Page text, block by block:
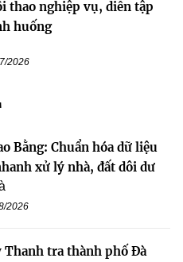
thao nghiệp vụ, diễn tập
huống
2026
Bằng: Chuẩn hóa dữ liệu
xử lý nhà, đất dôi dư
2026
Thanh tra thành phố Đà